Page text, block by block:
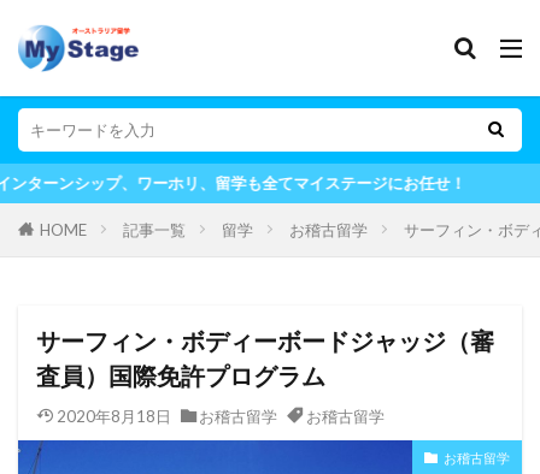
リ、留学も全てマイステージにお任せ！
HOME 記事一覧 留学 お稽古留学 サーフィン・ボデ
サーフィン・ボディーボードジャッジ（審
査員）国際免許プログラム
2020年8月18日 お稽古留学 お稽古留学
お稽古留学